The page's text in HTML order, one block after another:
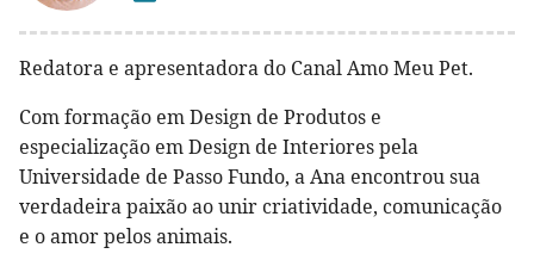
Redatora e apresentadora do Canal Amo Meu Pet.
Com formação em Design de Produtos e
especialização em Design de Interiores pela
Universidade de Passo Fundo, a Ana encontrou sua
verdadeira paixão ao unir criatividade, comunicação
e o amor pelos animais.